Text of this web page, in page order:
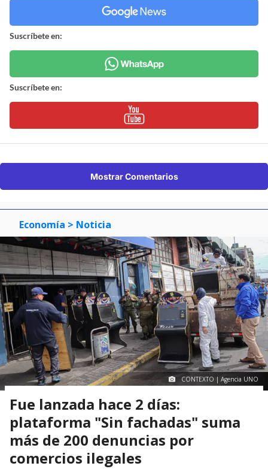
Suscríbete en:
Suscríbete en:
Mostrar Comentarios
Economía > Noticia
CONTEXTO | Agencia UNO
Fue lanzada hace 2 días:
plataforma "Sin fachadas" suma
más de 200 denuncias por
comercios ilegales